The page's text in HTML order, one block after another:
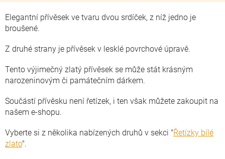
Elegantní přívěsek ve tvaru dvou srdíček, z níž jedno je
broušené.
Z druhé strany je přívěsek v lesklé povrchové úpravě.
Tento výjimečný zlatý přívěsek se může stát krásným
narozeninovým či památečním dárkem.
Součástí přívěsku není řetízek, i ten však můžete zakoupit na
našem e-shopu.
Vyberte si z několika nabízených druhů v sekci "Řetízky bílé
zlato".